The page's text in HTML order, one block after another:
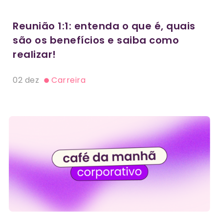
Reunião 1:1: entenda o que é, quais
são os benefícios e saiba como
realizar!
02 dez Carreira